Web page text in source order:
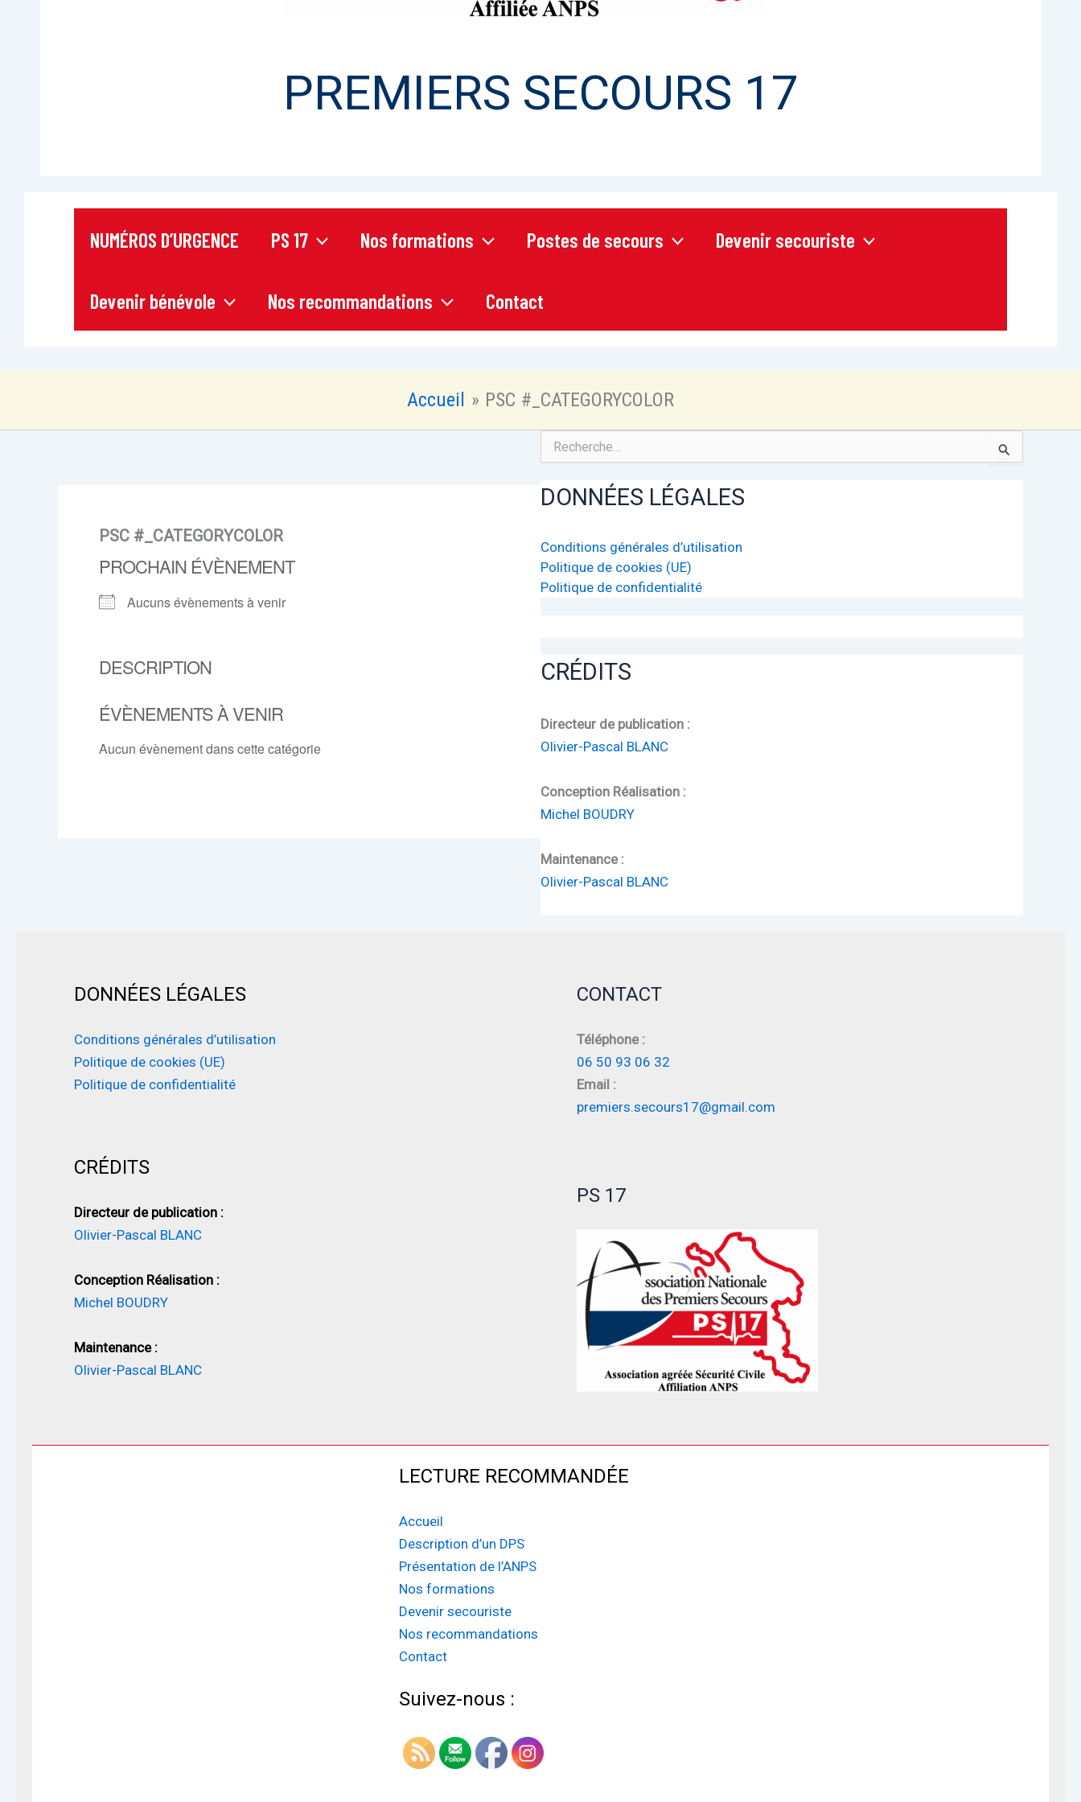
PREMIERS SECOURS 17
NUMÉROS D’URGENCE PS 17 Nos formations Postes de secours Devenir secouriste
Devenir bénévole Nos recommandations Contact
Accueil PSC #_CATEGORYCOLOR
PSC #_CATEGORYCOLOR
PROCHAIN ÉVÈNEMENT
Aucuns évènements à venir
DESCRIPTION
ÉVÈNEMENTS À VENIR
Aucun évènement dans cette catégorie
Rechercher :
DONNÉES LÉGALES
Conditions générales d’utilisation
Politique de cookies (UE)
Politique de confidentialité
CRÉDITS
Directeur de publication :
Olivier-Pascal BLANC
Conception Réalisation :
Michel BOUDRY
Maintenance :
Olivier-Pascal BLANC
DONNÉES LÉGALES
Conditions générales d’utilisation
Politique de cookies (UE)
Politique de confidentialité
CRÉDITS
Directeur de publication :
Olivier-Pascal BLANC
Conception Réalisation :
Michel BOUDRY
Maintenance :
Olivier-Pascal BLANC
CONTACT
Téléphone :
06 50 93 06 32
Email :
premiers.secours17@gmail.com
PS 17
LECTURE RECOMMANDÉE
Accueil
Description d’un DPS
Présentation de l’ANPS
Nos formations
Devenir secouriste
Nos recommandations
Contact
Suivez-nous :